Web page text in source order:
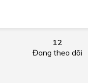
12
Đang theo dõi